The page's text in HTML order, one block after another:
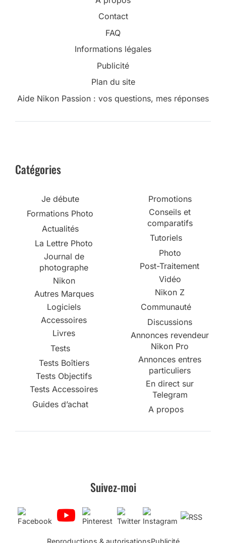
Contact
FAQ
Informations légales
Publicité
Plan du site
Aide Nikon Passion : vos questions, mes réponses
Catégories
Je débute
Formations Photo
Actualités
La Lettre Photo
Journal de
photographe
Nikon
Autres Marques
Logiciels
Accessoires
Livres
Tests
Tests Boîtiers
Tests Objectifs
Tests Accessoires
Guides d’achat
Promotions
Conseils et
comparatifs
Tutoriels
Photo
Post-Traitement
Vidéo
Nikon Z
Communauté
Discussions
Annonces revendeur
Nikon Pro
Annonces entres
particuliers
En direct sur
Telegram
A propos
Suivez-moi